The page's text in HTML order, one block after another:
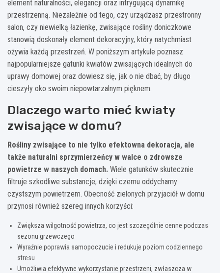
element naturalności, elegancji oraz intrygującą dynamikę
przestrzenną. Niezależnie od tego, czy urządzasz przestronny
salon, czy niewielką łazienkę, zwisające rośliny doniczkowe
stanowią doskonały element dekoracyjny, który natychmiast
ożywia każdą przestrzeń. W poniższym artykule poznasz
najpopularniejsze gatunki kwiatów zwisających idealnych do
uprawy domowej oraz dowiesz się, jak o nie dbać, by długo
cieszyły oko swoim niepowtarzalnym pięknem.
Dlaczego warto mieć kwiaty
zwisające w domu?
Rośliny zwisające to nie tylko efektowna dekoracja, ale
także naturalni sprzymierzeńcy w walce o zdrowsze
powietrze w naszych domach. Wiele gatunków skutecznie
filtruje szkodliwe substancje, dzięki czemu oddychamy
czystszym powietrzem. Obecność zielonych przyjaciół w domu
przynosi również szereg innych korzyści:
Zwiększa wilgotność powietrza, co jest szczególnie cenne podczas
sezonu grzewczego
Wyraźnie poprawia samopoczucie i redukuje poziom codziennego
stresu
Umożliwia efektywne wykorzystanie przestrzeni, zwłaszcza w